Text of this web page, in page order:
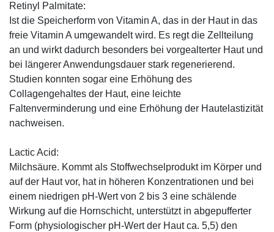
Retinyl Palmitate:
Ist die Speicherform von Vitamin A, das in der Haut in das
freie Vitamin A umgewandelt wird. Es regt die Zellteilung
an und wirkt dadurch besonders bei vorgealterter Haut und
bei längerer Anwendungsdauer stark regenerierend.
Studien konnten sogar eine Erhöhung des
Collagengehaltes der Haut, eine leichte
Faltenverminderung und eine Erhöhung der Hautelastizität
nachweisen.
Lactic Acid:
Milchsäure. Kommt als Stoffwechselprodukt im Körper und
auf der Haut vor, hat in höheren Konzentrationen und bei
einem niedrigen pH-Wert von 2 bis 3 eine schälende
Wirkung auf die Hornschicht, unterstützt in abgepufferter
Form (physiologischer pH-Wert der Haut ca. 5,5) den